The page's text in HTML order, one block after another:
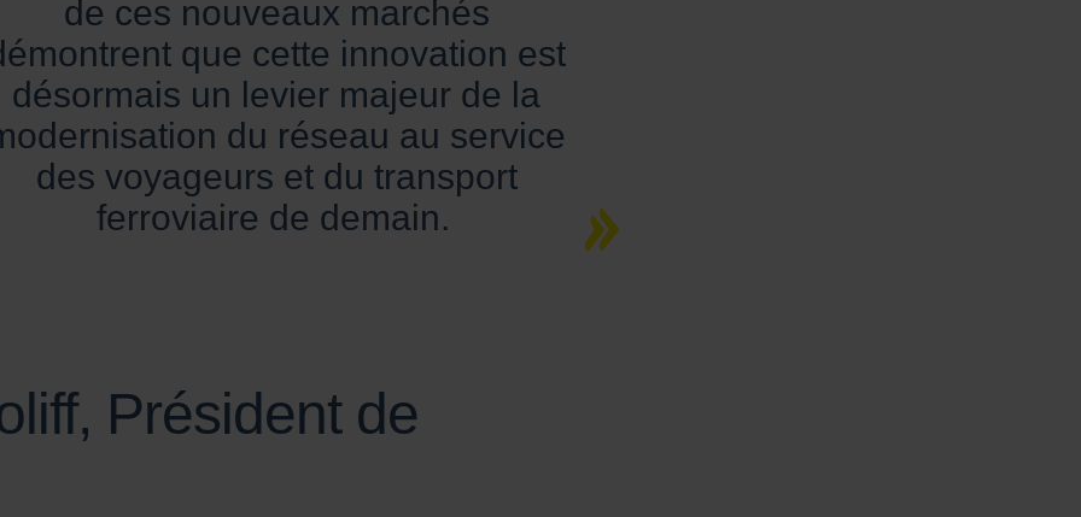
de ces nouveaux marchés
que cette innovation est
désormais un levier majeur de la
du réseau au service
des voyageurs et du transport
ferroviaire de demain.
Président de